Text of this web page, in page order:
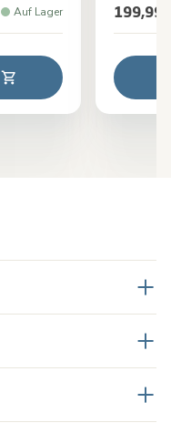
Auf Lager 199,99